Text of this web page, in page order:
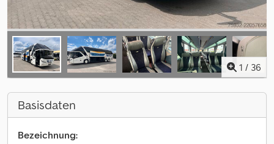
1 / 36
Basisdaten
Bezeichnung: